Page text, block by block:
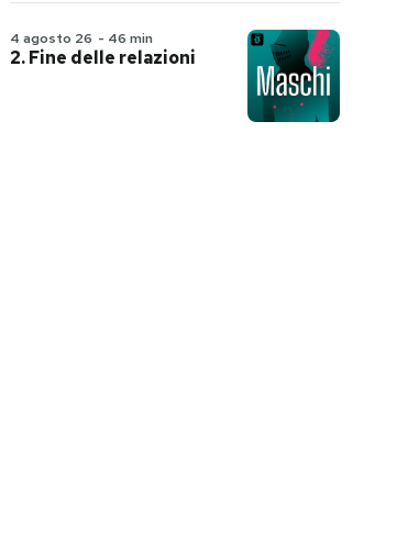
4 agosto 26 - 46 min
2. Fine delle relazioni